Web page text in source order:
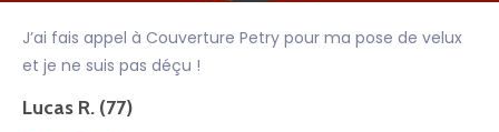
J’ai fais appel à Couverture Petry pour ma pose de velux
et je ne suis pas déçu !
Lucas R. (77)